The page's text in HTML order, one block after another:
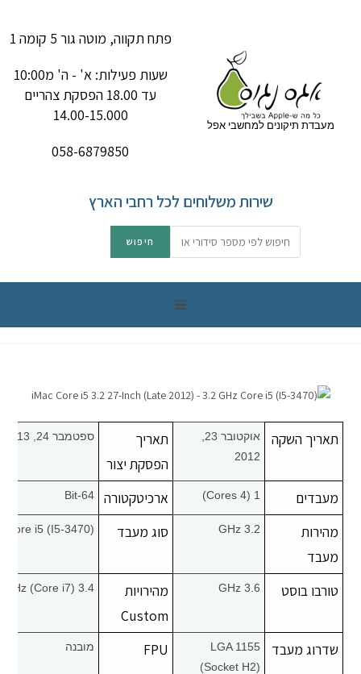
מעבדת תיקונים למחשבי אפל
פתח תקווה, מוטה גור 5 קומה 1
שעות פעילות: א' - ה' מ10:00
עד 18.00 הפסקת צהריים
14.00-15.000
058-6879850
שירות משלוחים לכל רחבי הארץ
מחשבי אפל
אביזרים לApple
מחשבי אפל משומשים
שירות תיקונים למכשירי אפל
תאריך השקה
2012
תאריך
הפסקת יצור
ספטמבר 24, 2013
מעבדים 1 (4 Cores) ארכיטקטורה 64-Bit
מהירות
מעבד
3.2 GHz סוג מעבד Core i5 (I5-3470)
טורבו בוסט 3.6 GHz
מהירויות
Custom
3.4 GHz (Core i7)
שדרוג מעבד
LGA 1155
(Socket H2)
FPU מובנה